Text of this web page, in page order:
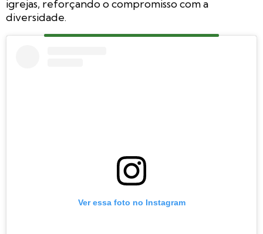
igrejas, reforçando o compromisso com a
diversidade.
Ver essa foto no Instagram